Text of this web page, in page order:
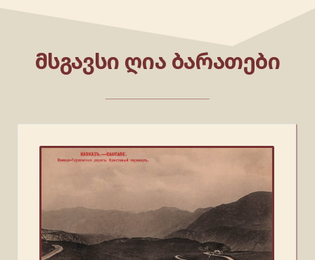
ᲛᲡᲒᲐᲕᲡᲘ ᲦᲘᲐ ᲑᲐᲠᲐᲗᲔᲑᲘ